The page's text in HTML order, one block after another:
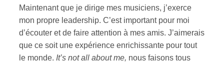
Maintenant que je dirige mes musiciens, j’exerce
mon propre leadership. C’est important pour moi
d’écouter et de faire attention à mes amis. J’aimerais
que ce soit une expérience enrichissante pour tout
le monde. It’s not all about me, nous faisons tous